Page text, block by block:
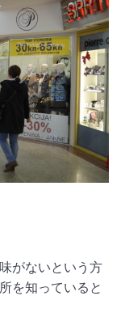
がないという方
を知っていると